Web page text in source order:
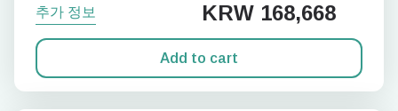
추가 정보 KRW 168,668
Add to cart